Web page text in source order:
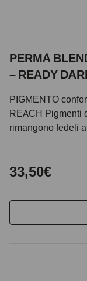
PERMA
– READY
PIGMENTO
REACH Pigmenti
rimangono fedeli
33,50€